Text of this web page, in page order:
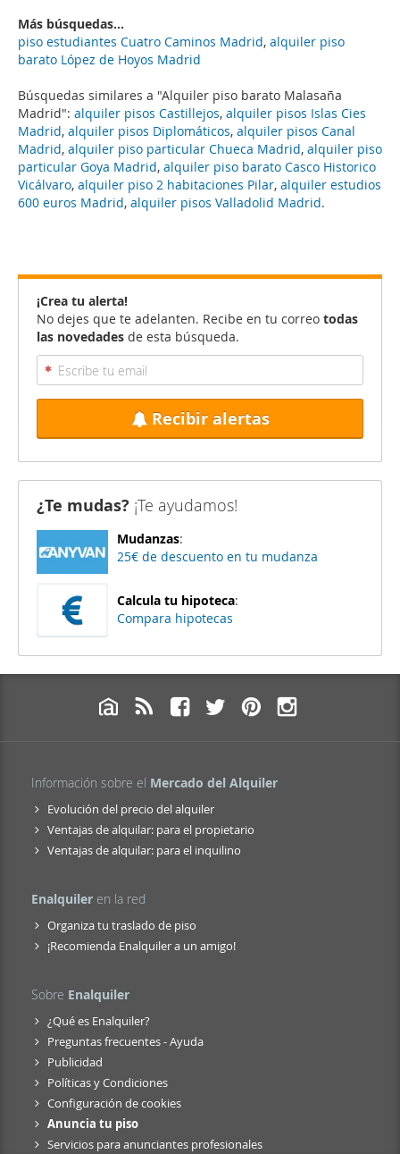
Búsquedas similares a "Alquiler piso barato Malasaña
Madrid": alquiler pisos Castillejos, alquiler pisos Islas Cies
Madrid, alquiler pisos Diplomáticos, alquiler pisos Canal
Madrid, alquiler piso particular Chueca Madrid, alquiler piso
particular Goya Madrid, alquiler piso barato Casco Historico
Vicálvaro, alquiler piso 2 habitaciones Pilar, alquiler estudios
600 euros Madrid, alquiler pisos Valladolid Madrid.
Más búsquedas...
piso estudiantes Cuatro Caminos Madrid, alquiler piso
barato López de Hoyos Madrid
¡Crea tu alerta!
No dejes que te adelanten. Recibe en tu correo todas
las novedades de esta búsqueda.
Recibir alertas
¿Te mudas? ¡Te ayudamos!
Mudanzas:
25€ de descuento en tu mudanza
Calcula tu hipoteca:
Compara hipotecas
Información sobre el Mercado del Alquiler
Evolución del precio del alquiler
Ventajas de alquilar: para el propietario
Ventajas de alquilar: para el inquilino
Enalquiler en la red
Organiza tu traslado de piso
¡Recomienda Enalquiler a un amigo!
Sobre Enalquiler
¿Qué es Enalquiler?
Preguntas frecuentes - Ayuda
Publicidad
Políticas y Condiciones
Configuración de cookies
Anuncia tu piso
Servicios para anunciantes profesionales